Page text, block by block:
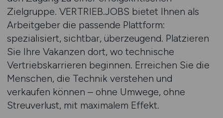
Zielgruppe. VERTRIEB.JOBS bietet Ihnen als
Arbeitgeber die passende Plattform:
spezialisiert, sichtbar, überzeugend. Platzieren
Sie Ihre Vakanzen dort, wo technische
Vertriebskarrieren beginnen. Erreichen Sie die
Menschen, die Technik verstehen und
verkaufen können – ohne Umwege, ohne
Streuverlust, mit maximalem Effekt.